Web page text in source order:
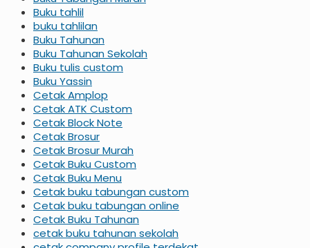
Buku tahlil
buku tahlilan
Buku Tahunan
Buku Tahunan Sekolah
Buku tulis custom
Buku Yassin
Cetak Amplop
Cetak ATK Custom
Cetak Block Note
Cetak Brosur
Cetak Brosur Murah
Cetak Buku Custom
Cetak Buku Menu
Cetak buku tabungan custom
Cetak buku tabungan online
Cetak Buku Tahunan
cetak buku tahunan sekolah